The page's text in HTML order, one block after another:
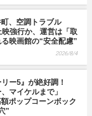
、空調トラブル
強行か、運営は「取
映画館の“安全配慮”
2026/8/4
ー5』が絶好調！
マイケルまで」
ポップコーンボック
”